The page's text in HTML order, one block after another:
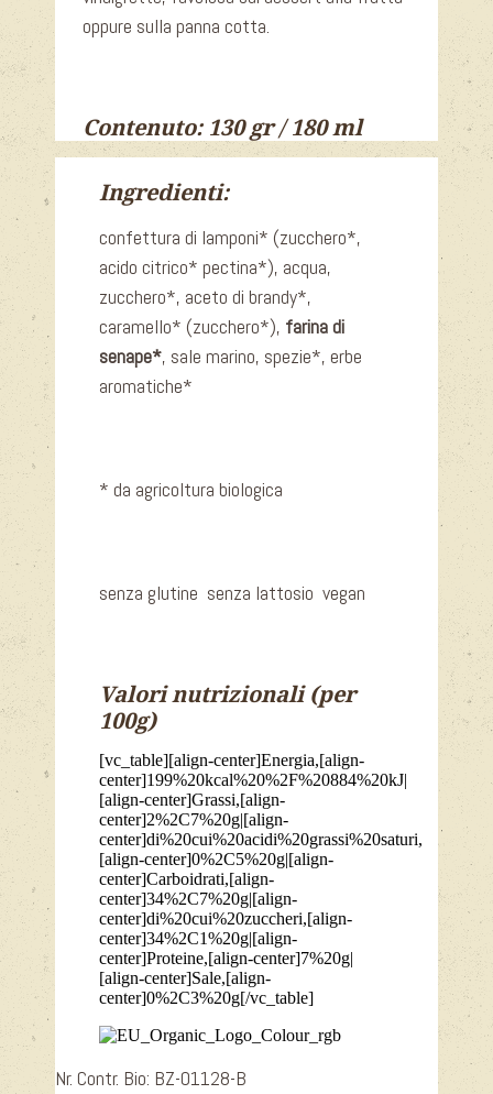
oppure sulla panna cotta.
Contenuto: 130 gr / 180 ml
Ingredienti:
confettura di lamponi* (zucchero*,
acido citrico* pectina*), acqua,
zucchero*, aceto di brandy*,
caramello* (zucchero*), farina di
senape*, sale marino, spezie*, erbe
aromatiche*
* da agricoltura biologica
senza glutine senza lattosio vegan
Valori nutrizionali (per
100g)
[vc_table][align-center]Energia,[align-
center]199%20kcal%20%2F%20884%20kJ|
[align-center]Grassi,[align-
center]2%2C7%20g|[align-
center]di%20cui%20acidi%20grassi%20saturi,
[align-center]0%2C5%20g|[align-
center]Carboidrati,[align-
center]34%2C7%20g|[align-
center]di%20cui%20zuccheri,[align-
center]34%2C1%20g|[align-
center]Proteine,[align-center]7%20g|
[align-center]Sale,[align-
center]0%2C3%20g[/vc_table]
Nr. Contr. Bio: BZ-01128-B